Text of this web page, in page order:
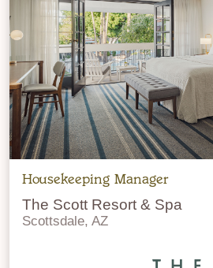
Housekeeping Manager
The Scott Resort & Spa
Scottsdale, AZ